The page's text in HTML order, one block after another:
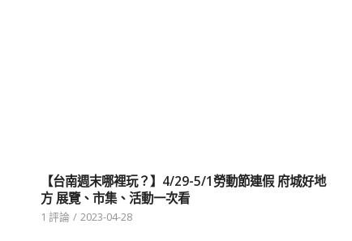
【台南週末哪裡玩？】4/29-5/1勞動節連假 府城好地
方 展覽、市集、活動一次看
1 評論 / 2023-04-28